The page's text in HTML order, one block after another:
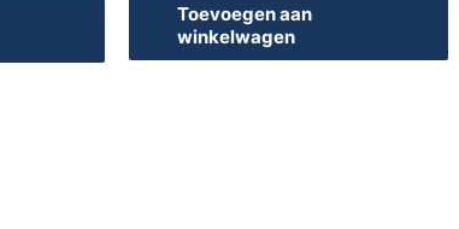
Toevoegen aan
winkelwagen